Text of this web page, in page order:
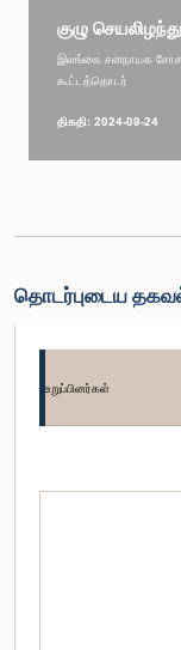
குழு
இலங்கை சனநாயக
கூட்டத்தொடர்
திகதி: 2024-09-24
தொடர்புடைய
உறுப்பினர்கள்